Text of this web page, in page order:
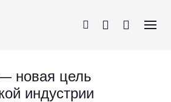
новая цель
индустрии